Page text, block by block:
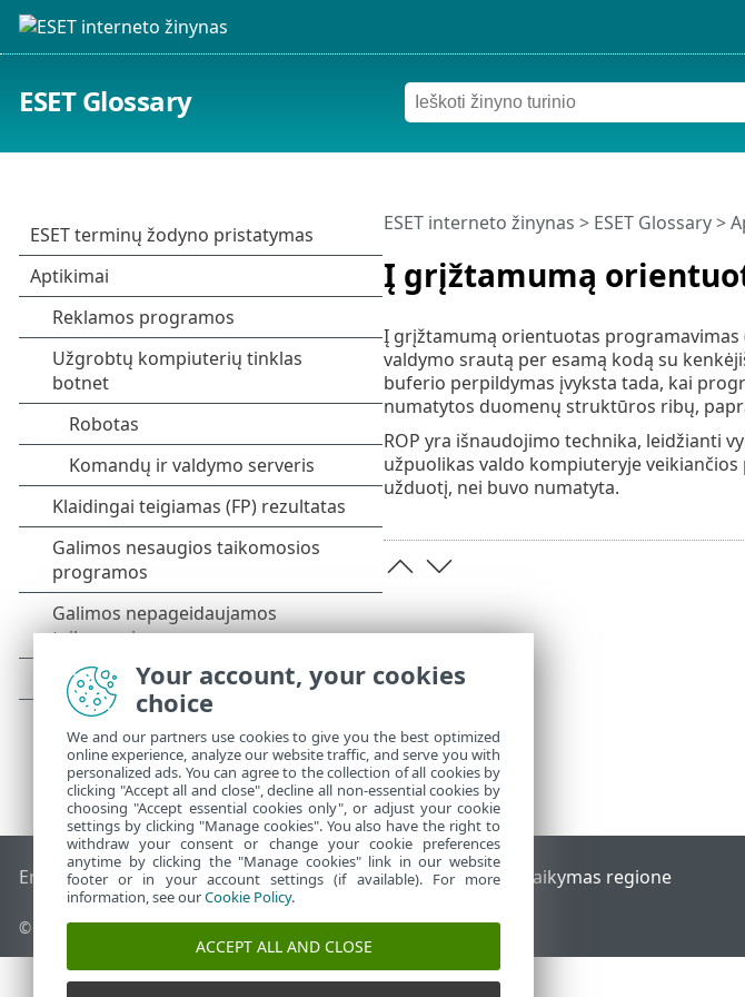
ESET Glossary
Į grįžtamumą
ESET interneto žinynas > ESET Glossary>
Į grįžtamumą orientuotas
valdymo srautą per esamą kodą su
buferio perpildymas įvyksta tada, kai
numatytos duomenų struktūros ribų,
ROP yra išnaudojimo technika, leidžianti
užpuolikas valdo kompiuteryje
užduotį, nei buvo numatyta.
End of Life ESET žinių bazėESET forumas ESET Status Portal Palaikymas regione
© 1992 - 2026 ESET, spol. s r.o. - Visos teisės saugomos.
Your account, your cookies
choice
We and our partners use cookies to give you the best optimized
online experience, analyze our website traffic, and serve you with
personalized ads. You can agree to the collection of all cookies by
clicking "Accept all and close", decline all non-essential cookies by
choosing "Accept essential cookies only", or adjust your cookie
settings by clicking "Manage cookies". You also have the right to
withdraw your consent or change your cookie preferences
anytime by clicking the "Manage cookies" link in our website
footer or in your account settings (if available). For more
information, see ourCookie Policy.
ACCEPT ALL AND CLOSE